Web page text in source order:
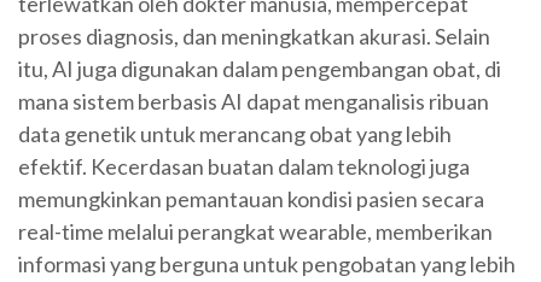
proses diagnosis, dan meningkatkan akurasi. Selain
itu, AI juga digunakan dalam pengembangan obat, di
mana sistem berbasis AI dapat menganalisis ribuan
data genetik untuk merancang obat yang lebih
efektif. Kecerdasan buatan dalam teknologi juga
memungkinkan pemantauan kondisi pasien secara
real-time melalui perangkat wearable, memberikan
informasi yang berguna untuk pengobatan yang lebih